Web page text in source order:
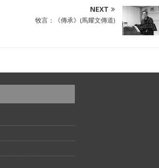
NEXT
牧言：《傳承》(馬耀文傳道)